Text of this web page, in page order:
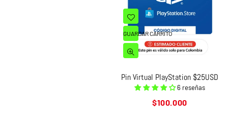
GUARDAR CARRITO
Pin Virtual PlayStation $25USD
6 reseñas
Precio
$100.000